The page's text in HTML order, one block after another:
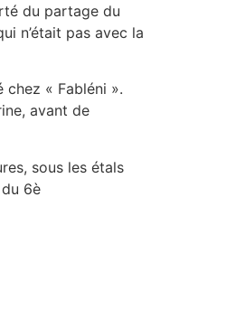
du partage du
n’était pas avec la
« Fabléni ».
avant de
sous les étals
6è